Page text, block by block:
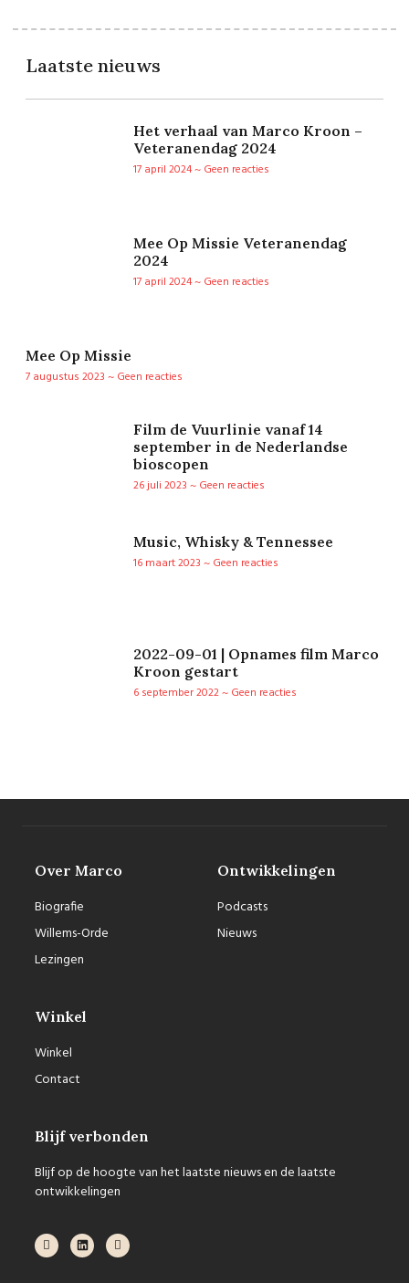
Laatste nieuws
Het verhaal van Marco Kroon –
Veteranendag 2024
17 april 2024
Geen reacties
Mee Op Missie Veteranendag
2024
17 april 2024
Geen reacties
Mee Op Missie
7 augustus 2023
Geen reacties
Film de Vuurlinie vanaf 14
september in de Nederlandse
bioscopen
26 juli 2023
Geen reacties
Music, Whisky & Tennessee
16 maart 2023
Geen reacties
2022-09-01 | Opnames film Marco
Kroon gestart
6 september 2022
Geen reacties
Over Marco
Biografie
Willems-Orde
Lezingen
Ontwikkelingen
Podcasts
Nieuws
Winkel
Winkel
Contact
Blijf verbonden
Blijf op de hoogte van het laatste nieuws en de laatste
ontwikkelingen